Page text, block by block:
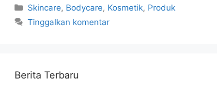
Kategori
Skincare, Bodycare, Kosmetik, Produk
Tinggalkan komentar
Berita Terbaru